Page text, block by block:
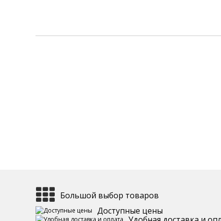
Большой выбор товаров
Доступные цены